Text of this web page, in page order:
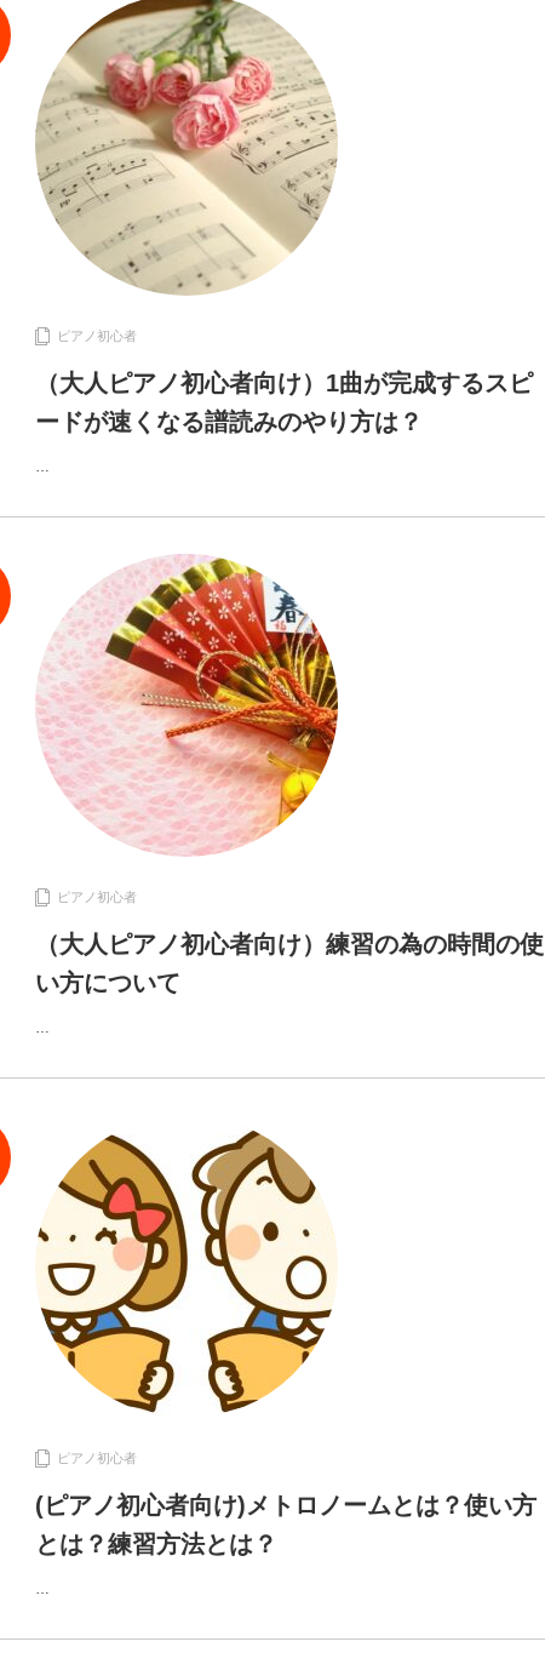
ピアノ初心者
（大人ピアノ初心者向け）1曲が完成するスピ
ードが速くなる譜読みのやり方は？
…
ピアノ初心者
（大人ピアノ初心者向け）練習の為の時間の使
い方について
…
ピアノ初心者
(ピアノ初心者向け)メトロノームとは？使い方
とは？練習方法とは？
…